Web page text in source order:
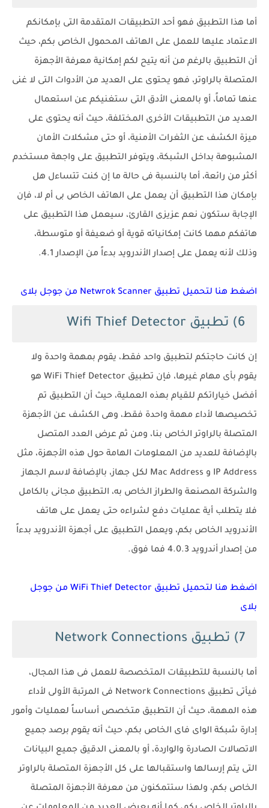
أما هذا التطبيق فهو أحد التطبيقات المتقدمة التى بإمكانكم
الاعتماد عليها للعمل على الهاتف المحمول الخاص بكم، حيث
أن التطبيق بالرغم من أنه يتيح لكم إمكانية معرفة الأجهزة
المتصلة بالراوتر، فهو يحتوى على العديد من الأدوات التى لا غنى
عنها تماماً، أو بالمعنى الأدق التى ستغنيكم عن استعمال
العديد من التطبيقات الأخرى المختلفة، حيث أنه يحتوى على
ميزة الكشف عن الثغرات الأمنية، أو حتى مشكلات الأمان
المشبوهة بداخل الشبكة، ويتوفر التطبيق على واجهة مستخدم
أكثر من رائعة، أما بالنسبة فى حالة ما إن كنت تتساءل هل
بإمكان هذا التطبيق أن يعمل على الهاتف الخاص بى أم لا، فإن
الإجابة ستكون نعم عزيزى القارئ، سيعمل هذا التطبيق على
هاتفكم مهما كانت إمكانياته قوية أو ضعيفة أو متوسطة،
وذلك لأنه يعمل على إصدار الأندرويد بدءاً من الإصدار 4.1.
اضغط هنا لتحميل تطبيق Netwrok Scanner من جوجل بلاى
6) تطبيق Wifi Thief Detector
إن كانت حاجتكم لتطبيق واحد فقط، يقوم بمهمة واحدة ولا
يقوم بأى مهام غيرها، فإن تطبيق WiFi Thief Detector هو
أفضل خياراتكم للقيام بهذه العملية، حيث أن التطبيق تم
تخصيصها لأداء مهمة واحدة فقط، وهى الكشف عن الأجهزة
المتصلة بالراوتر الخاص بنا، ومن ثم عرض العدد المتصل
بالإضافة للعديد من المعلومات الهامة حول هذه الأجهزة، مثل
IP Address و Mac Address لكل جهاز، بالإضافة لاسم الجهاز
والشركة المصنعة والطراز الخاص به، التطبيق مجانى بالكامل
فلا يتطلب أية عمليات دفع لشراءه حتى يعمل على هاتف
الأندرويد الخاص بكم، ويعمل التطبيق على أجهزة الأندرويد بدءاً
من إصدار أندرويد 4.0.3 فما فوق.
اضغط هنا لتحميل تطبيق WiFi Thief Detector من جوجل
بلاى
7) تطبيق Network Connections
أما بالنسبة للتطبيقات المتخصصة للعمل فى هذا المجال،
فيأتى تطبيق Network Connections فى المرتبة الأولى لأداء
هذه المهمة، حيث أن التطبيق متخصص أساساً لعمليات وأمور
إدارة شبكة الواى فاى الخاص بكم، حيث أنه يقوم برصد جميع
الاتصالات الصادرة والواردة، أو بالمعنى الدقيق جميع البيانات
التى يتم إرسالها واستقبالها على كل الأجهزة المتصلة بالراوتر
الخاص بكم، ولهذا ستتمكنون من معرفة الأجهزة المتصلة